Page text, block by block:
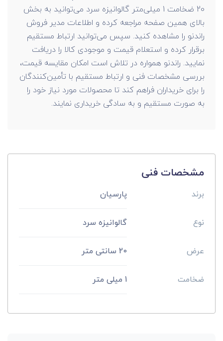
20 ضخامت 1 میلی‌متر گالوانیزه سرد می‌توانید به بخش
بالای همین صفحه مراجعه کرده و اطلاعات مدیر فروش
راندنو را مشاهده کنید. سپس می‌توانید ارتباط مستقیم
برقرار کرده و استعلام قیمت و موجودی کالا را دریافت
نمایید. راندنو همواره در تلاش است امکان مقایسه قیمت،
بررسی مشخصات فنی و ارتباط مستقیم با تأمین‌کنندگان
را برای خریداران فراهم کند تا محصولات مورد نیاز خود را
به صورت مستقیم و به سادگی خریداری نمایند.
مشخصات فنی
برند پارسیان
نوع گالوانیزه سرد
عرض 20 سانتی متر
ضخامت 1 میلی متر